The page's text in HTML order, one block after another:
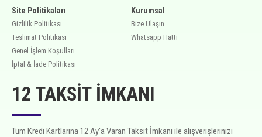
Site Politikaları
Gizlilik Politikası
Teslimat Politikası
Genel İşlem Koşulları
İptal & İade Politikası
Kurumsal
Bize Ulaşın
Whatsapp Hattı
12 TAKSIT İMKANI
Tüm Kredi Kartlarına 12 Ay'a Varan Taksit İmkanı ile alışverişlerinizi